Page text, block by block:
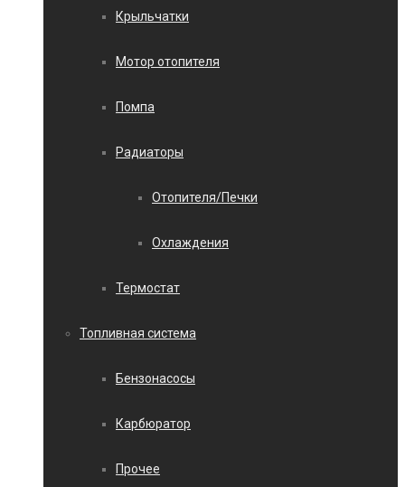
Крыльчатки
Мотор отопителя
Помпа
Радиаторы
Отопителя/Печки
Охлаждения
Термостат
Топливная система
Бензонасосы
Карбюратор
Прочее